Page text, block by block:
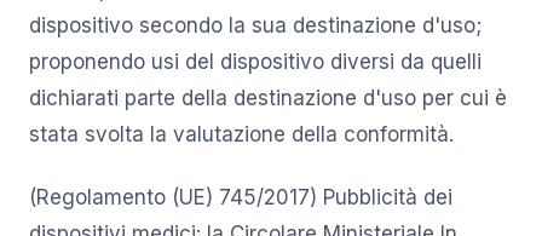
dispositivo secondo la sua destinazione d'uso;
proponendo usi del dispositivo diversi da quelli
dichiarati parte della destinazione d'uso per cui è
stata svolta la valutazione della conformità.
(Regolamento (UE) 745/2017) Pubblicità dei